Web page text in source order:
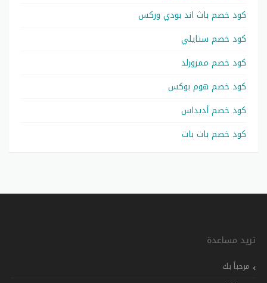
كود خصم باث اند بودي وركس
كود خصم ستايلي
كود خصم ممزورلد
كود خصم هوم بوكس
كود خصم أديداس
كود خصم بات بات
تريد مساعدة
مرحباً بك